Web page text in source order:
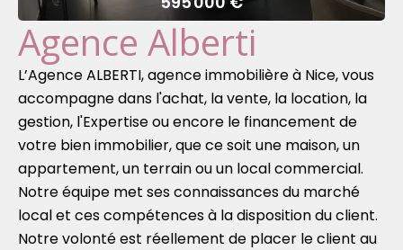
Agence Alberti
L’Agence ALBERTI, agence immobilière à Nice, vous
accompagne dans l'achat, la vente, la location, la
gestion, l'Expertise ou encore le financement de
votre bien immobilier, que ce soit une maison, un
appartement, un terrain ou un local commercial.
Notre équipe met ses connaissances du marché
local et ces compétences à la disposition du client.
Notre volonté est réellement de placer le client au